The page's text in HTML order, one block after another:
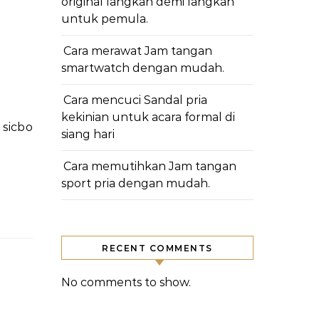
untuk pemula.
Cara merawat Jam tangan
smartwatch dengan mudah.
Cara mencuci Sandal pria
kekinian untuk acara formal di
siang hari
Cara memutihkan Jam tangan
sport pria dengan mudah.
RECENT COMMENTS
No comments to show.